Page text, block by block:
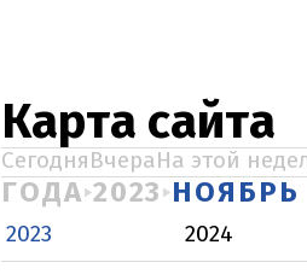
Карта сайта
СегодняВчераНа этой
ГОДА 2023 НОЯБРЬ
2023
2024